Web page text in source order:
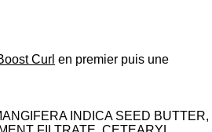
Curl en premier puis une
INDICA SEED BUTTER,